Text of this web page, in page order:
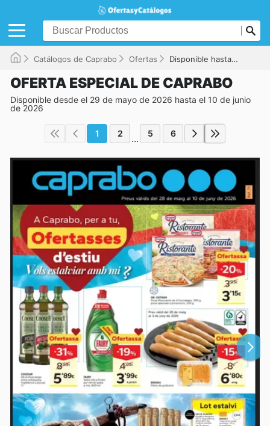
Catálogos de Caprabo Ofertas Disponible hasta el 10/06/2026
OFERTA ESPECIAL DE CAPRABO
Disponible desde el 29 de mayo de 2026 hasta el 10 de junio
de 2026
1 2 ... 5 6